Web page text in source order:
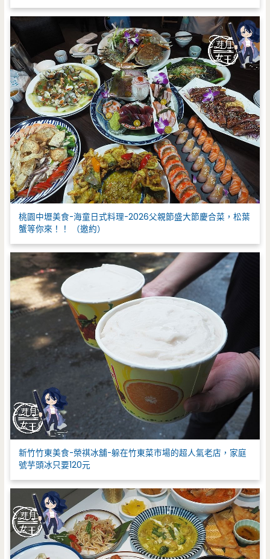
桃園中壢美食-海童日式料理-2026父親節盛大節慶合菜，松葉
蟹等你來！！ （邀約）
新竹竹東美食-榮祺冰舖-躲在竹東菜市場的超人氣老店，家庭
號芋頭冰只要120元